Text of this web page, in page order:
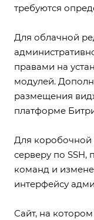
требуются
Для облачной
правами на
модулей.
размещения
платформе
Для коробочной
серверу по
команд и
интерфейсу
Сайт, на